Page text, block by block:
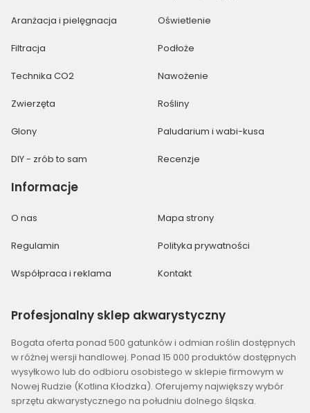
Aranżacja i pielęgnacja Oświetlenie
Filtracja Podłoże
Technika CO2 Nawożenie
Zwierzęta Rośliny
Glony Paludarium i wabi-kusa
DIY - zrób to sam Recenzje
Informacje
O nas Mapa strony
Regulamin Polityka prywatności
Współpraca i reklama Kontakt
Profesjonalny sklep akwarystyczny
Bogata oferta ponad 500 gatunków i odmian roślin dostępnych
w różnej wersji handlowej. Ponad 15 000 produktów dostępnych
wysyłkowo lub do odbioru osobistego w sklepie firmowym w
Nowej Rudzie (Kotlina Kłodzka). Oferujemy największy wybór
sprzętu akwarystycznego na południu dolnego śląska.